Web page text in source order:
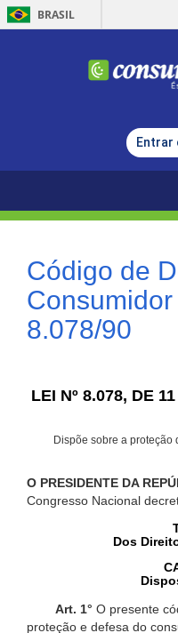
BRASIL
Entrar
Código de
8.078/90
LEI Nº 8.078, DE
Dispõe sobre a
O PRESIDENTE DA
Congresso Nacional
Dos
Art. 1° O presente
proteção e defesa do